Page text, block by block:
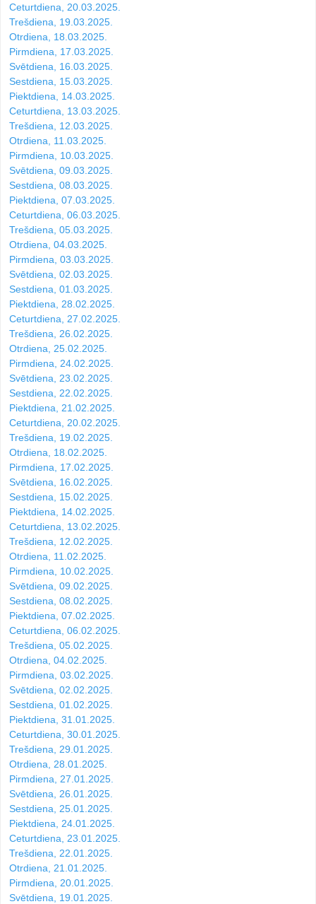
Ceturtdiena, 20.03.2025.
Trešdiena, 19.03.2025.
Otrdiena, 18.03.2025.
Pirmdiena, 17.03.2025.
Svētdiena, 16.03.2025.
Sestdiena, 15.03.2025.
Piektdiena, 14.03.2025.
Ceturtdiena, 13.03.2025.
Trešdiena, 12.03.2025.
Otrdiena, 11.03.2025.
Pirmdiena, 10.03.2025.
Svētdiena, 09.03.2025.
Sestdiena, 08.03.2025.
Piektdiena, 07.03.2025.
Ceturtdiena, 06.03.2025.
Trešdiena, 05.03.2025.
Otrdiena, 04.03.2025.
Pirmdiena, 03.03.2025.
Svētdiena, 02.03.2025.
Sestdiena, 01.03.2025.
Piektdiena, 28.02.2025.
Ceturtdiena, 27.02.2025.
Trešdiena, 26.02.2025.
Otrdiena, 25.02.2025.
Pirmdiena, 24.02.2025.
Svētdiena, 23.02.2025.
Sestdiena, 22.02.2025.
Piektdiena, 21.02.2025.
Ceturtdiena, 20.02.2025.
Trešdiena, 19.02.2025.
Otrdiena, 18.02.2025.
Pirmdiena, 17.02.2025.
Svētdiena, 16.02.2025.
Sestdiena, 15.02.2025.
Piektdiena, 14.02.2025.
Ceturtdiena, 13.02.2025.
Trešdiena, 12.02.2025.
Otrdiena, 11.02.2025.
Pirmdiena, 10.02.2025.
Svētdiena, 09.02.2025.
Sestdiena, 08.02.2025.
Piektdiena, 07.02.2025.
Ceturtdiena, 06.02.2025.
Trešdiena, 05.02.2025.
Otrdiena, 04.02.2025.
Pirmdiena, 03.02.2025.
Svētdiena, 02.02.2025.
Sestdiena, 01.02.2025.
Piektdiena, 31.01.2025.
Ceturtdiena, 30.01.2025.
Trešdiena, 29.01.2025.
Otrdiena, 28.01.2025.
Pirmdiena, 27.01.2025.
Svētdiena, 26.01.2025.
Sestdiena, 25.01.2025.
Piektdiena, 24.01.2025.
Ceturtdiena, 23.01.2025.
Trešdiena, 22.01.2025.
Otrdiena, 21.01.2025.
Pirmdiena, 20.01.2025.
Svētdiena, 19.01.2025.